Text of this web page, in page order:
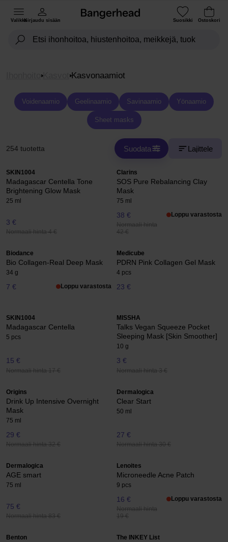
ValikkoKirjaudu sisään Suosikki Ostoskori
Kasvot Kasvonaamiot
Voidenaamio Geelinaamio Savinaamio Yönaamio
Sheet masks
254 tuotetta Suodata Lajittele
SKIN1004
Madagascar Centella Tone
Brightening Glow Mask
25 ml
3 €
Normaali hinta 4 €
Clarins
SOS Pure Rebalancing Clay
Mask
75 ml
38 €
Normaali hinta
42 €
Loppu varastosta
Biodance
Bio Collagen-Real Deep Mask
34 g
7 € Loppu varastosta
Medicube
PDRN Pink Collagen Gel Mask
4 pcs
23 €
SKIN1004
Madagascar Centella
5 pcs
15 €
Normaali hinta 17 €
MISSHA
Talks Vegan Squeeze Pocket
Sleeping Mask [Skin Smoother]
10 g
3 €
Normaali hinta 3 €
Origins
Drink Up Intensive Overnight
Mask
75 ml
29 €
Normaali hinta 32 €
Dermalogica
Clear Start
50 ml
27 €
Normaali hinta 30 €
Dermalogica
AGE smart
75 ml
75 €
Normaali hinta 83 €
Lenoites
Microneedle Acne Patch
9 pcs
16 €
Normaali hinta
19 €
Loppu varastosta
Benton The INKEY List